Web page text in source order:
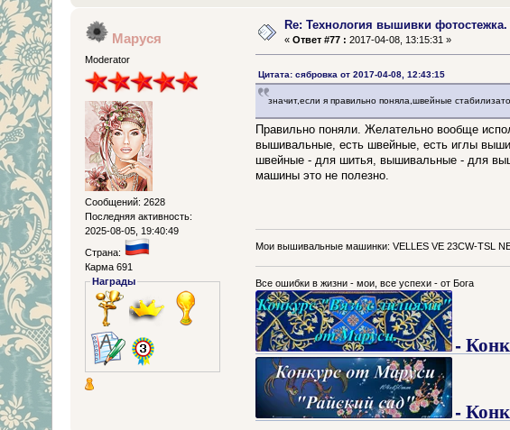
Маруся
Moderator
Сообщений: 2628
Последняя активность:
2025-08-05, 19:40:49
Страна:
Карма 691
Награды
Re: Технология вышивки фотостежка.
«Ответ #77 : 2017-04-08, 13:15:31 »
Цитата: сябровка от 2017-04-08, 12:43:15
значит,если я правильно поняла,швейные
Правильно поняли. Желательно вообще
вышивальные, есть швейные, есть иглы
швейные - для шитья, вышивальные - для
машины это не полезно.
Мои вышивальные машинки: VELLES VE 23CW-TSL
Все ошибки в жизни - мои, все успехи - от Бога
-
-